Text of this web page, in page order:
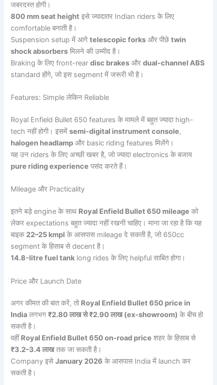
जबरदस्त होगी।
800 mm seat height इसे ज्यादातर Indian riders के लिए
comfortable बनाती है।
Suspension setup में आगेtelescopic forks और पीछेtwin
shock absorbers मिलने की उम्मीद है।
Braking के लिए front-reardisc brakes औरdual-channel ABS
standard होंगे, जो इस segment में जरूरी भी है।
Features: Simple लेकिन Reliable
Royal Enfield Bullet 650 features के मामले में बहुत ज्यादा high-
tech नहीं होगी। इसमेंsemi-digital instrument console,
halogen headlamp और basic riding features मिलेंगे।
यह उन riders के लिए अच्छी खबर है, जो ज्यादा electronics के बजाय
pure riding experience पसंद करते हैं।
Mileage और Practicality
इतने बड़े engine के साथ Royal Enfield Bullet 650 mileage को
लेकर expectations बहुत ज्यादा नहीं रखनी चाहिए। माना जा रहा है कि यह
बाइक 22–25 kmpl के आसपास mileage दे सकती है, जो 650cc
segment के हिसाब से decent है।
14.8-litre fuel tank long rides के लिए helpful साबित होगा।
Price और Launch Date
अगर कीमत की बात करें, तो Royal Enfield Bullet 650 price in
India लगभग₹2.80 लाख से ₹2.90 लाख (ex-showroom) के बीच हो
सकती है।
वहीं Royal Enfield Bullet 650 on-road price शहर के हिसाब से
₹3.2–3.4 लाखतक जा सकती है।
Company इसेJanuary 2026 के आसपास India में launch कर
सकती है।